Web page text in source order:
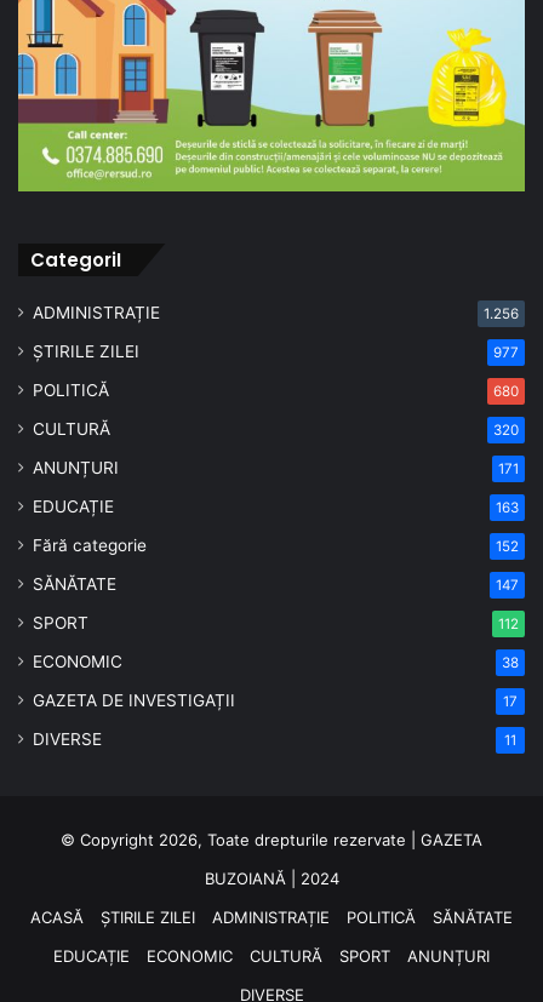
CategoriI
ADMINISTRAȚIE 1.256
ȘTIRILE ZILEI 977
POLITICĂ 680
CULTURĂ 320
ANUNȚURI 171
EDUCAȚIE 163
Fără categorie 152
SĂNĂTATE 147
SPORT 112
ECONOMIC 38
GAZETA DE INVESTIGAȚII 17
DIVERSE 11
© Copyright 2026, Toate drepturile rezervate | GAZETA
BUZOIANĂ | 2024
ACASĂ
ȘTIRILE ZILEI ADMINISTRAȚIE POLITICĂ
SĂNĂTATE
EDUCAȚIE
ECONOMIC CULTURĂ SPORT
ANUNȚURI
DIVERSE